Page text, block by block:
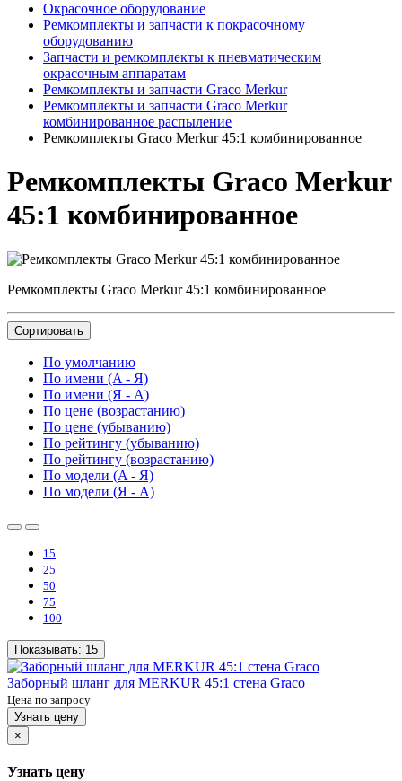
Окрасочное оборудование
Ремкомплекты и запчасти к покрасочному
оборудованию
Запчасти и ремкомплекты к пневматическим
окрасочным аппаратам
Ремкомплекты и запчасти Graco Merkur
Ремкомплекты и запчасти Graco Merkur
комбинированное распыление
Ремкомплекты Graco Merkur 45:1 комбинированное
Ремкомплекты Graco Merkur
45:1 комбинированное
Ремкомплекты Graco Merkur 45:1 комбинированное
Сортировать
По умолчанию
По имени (A - Я)
По имени (Я - A)
По цене (возрастанию)
По цене (убыванию)
По рейтингу (убыванию)
По рейтингу (возрастанию)
По модели (A - Я)
По модели (Я - A)
15
25
50
75
100
Показывать: 15
Заборный шланг для MERKUR 45:1 стена Graco
Цена по запросу
Узнать цену
×
Узнать цену